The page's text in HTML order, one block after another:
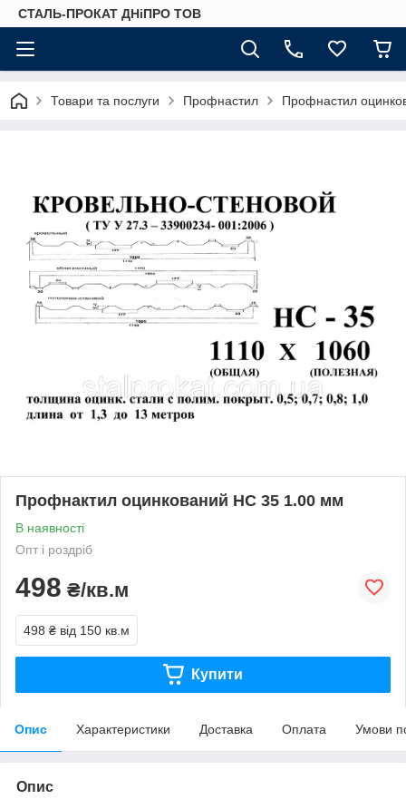
СТАЛЬ-ПРОКАТ ДНіПРО ТОВ
Товари та послуги Профнастил Профнастил
Профнактил оцинкований НС 35 1.00 мм
В наявності
Опт і роздріб
498 ₴/кв.м
498 ₴ від 150 кв.м
Купити
Опис Характеристики Доставка Оплата Умови
Опис